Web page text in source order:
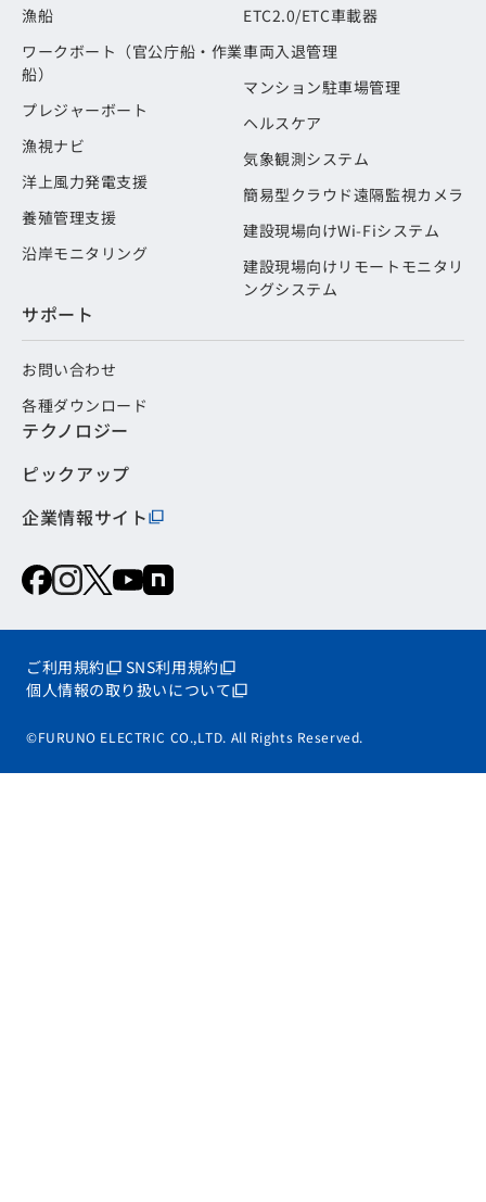
漁船
ワークボート（官公庁船・作業
船）
プレジャーボート
漁視ナビ
洋上風力発電支援
養殖管理支援
沿岸モニタリング
ETC2.0/ETC車載器
車両入退管理
マンション駐車場管理
ヘルスケア
気象観測システム
簡易型クラウド遠隔監視カメラ
建設現場向けWi-Fiシステム
建設現場向けリモートモニタリ
ングシステム
サポート
お問い合わせ
各種ダウンロード
テクノロジー
ピックアップ
企業情報サイト
ご利用規約
SNS利用規約
個人情報の取り扱いについて
©FURUNO ELECTRIC CO.,LTD. All Rights Reserved.